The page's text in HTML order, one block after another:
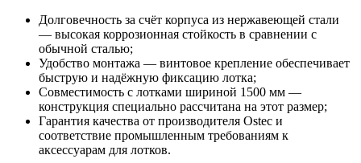
Долговечность за счёт корпуса из нержавеющей стали
— высокая коррозионная стойкость в сравнении с
обычной сталью;
Удобство монтажа — винтовое крепление обеспечивает
быструю и надёжную фиксацию лотка;
Совместимость с лотками шириной 1500 мм —
конструкция специально рассчитана на этот размер;
Гарантия качества от производителя Ostec и
соответствие промышленным требованиям к
аксессуарам для лотков.